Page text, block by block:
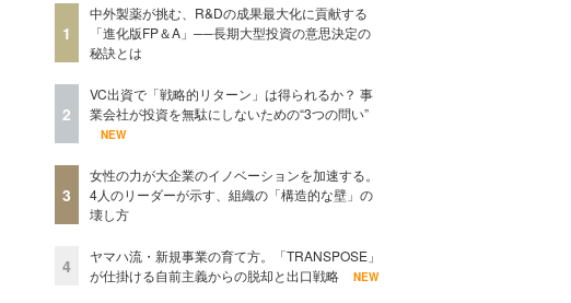
1
中外製薬が挑む、R&Dの成果最大化に貢献する
「進化版FP＆A」──長期大型投資の意思決定の
秘訣とは
2
VC出資で「戦略的リターン」は得られるか？ 事
業会社が投資を無駄にしないための“3つの問い”
NEW
3
女性の力が大企業のイノベーションを加速する。
4人のリーダーが示す、組織の「構造的な壁」の
壊し方
4
ヤマハ流・新規事業の育て方。「TRANSPOSE」
が仕掛ける自前主義からの脱却と出口戦略
NEW